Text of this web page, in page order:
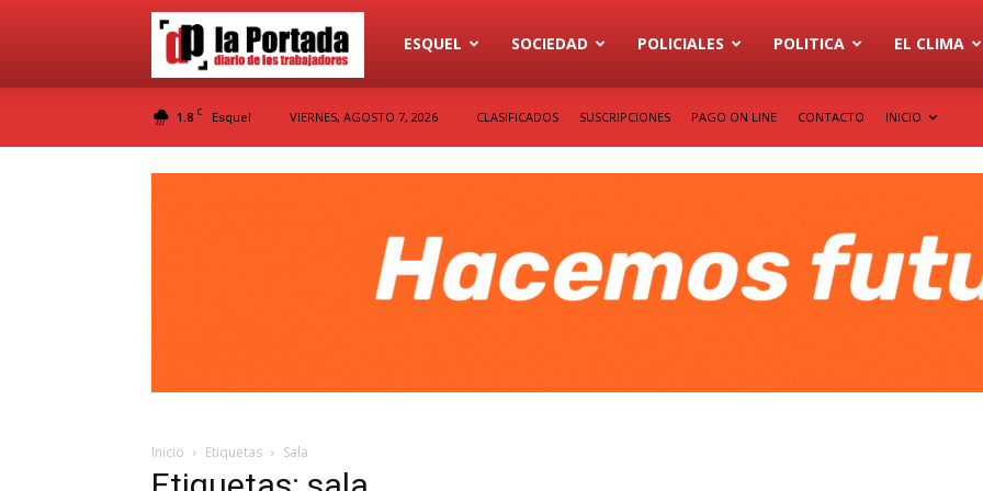
Diario
ESQUEL SOCIEDAD POLICIALES POLITICA EL CLIMA
1.8 C Esquel VIERNES, AGOSTO 7, 2026 CLASIFICADOS SUSCRIPCIONES PAGO ON LINE CONTACTO INICIO
Inicio Etiquetas Sala